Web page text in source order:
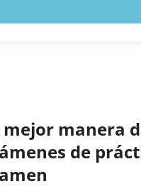
mejor manera
de